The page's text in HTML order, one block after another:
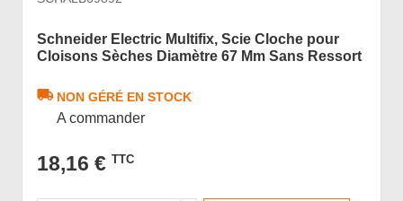
Schneider Electric Multifix, Scie Cloche pour
Cloisons Sèches Diamètre 67 Mm Sans Ressort
NON GÉRÉ EN STOCK
A commander
18,16 € TTC